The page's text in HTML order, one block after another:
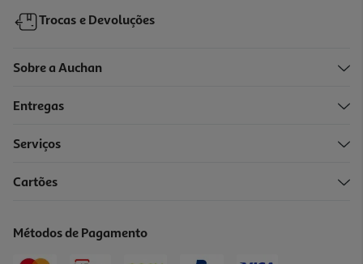
Trocas e Devoluções
Sobre a Auchan
Entregas
Serviços
Cartões
Métodos de Pagamento